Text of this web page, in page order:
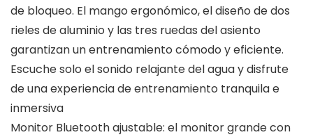
de bloqueo. El mango ergonómico, el diseño de dos
rieles de aluminio y las tres ruedas del asiento
garantizan un entrenamiento cómodo y eficiente.
Escuche solo el sonido relajante del agua y disfrute
de una experiencia de entrenamiento tranquila e
inmersiva
Monitor Bluetooth ajustable: el monitor grande con